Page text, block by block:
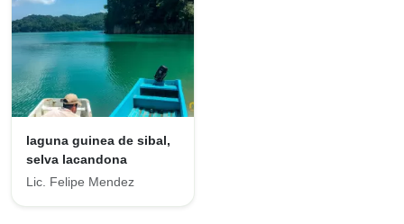
laguna guinea de sibal,
selva lacandona
Lic. Felipe Mendez